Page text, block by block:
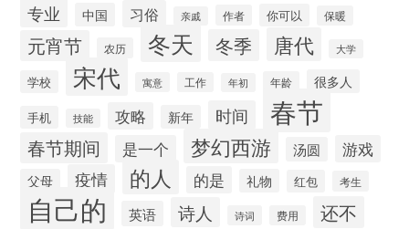
专业 中国 习俗 亲戚 作者 你可以 保暖
元宵节 农历 冬天 冬季 唐代 大学
学校 宋代 寓意 工作 年初 年龄 很多人
手机 技能 攻略 新年 时间 春节
春节期间 是一个 梦幻西游 汤圆 游戏
父母 疫情 的人 的是 礼物 红包 考生
自己的 英语 诗人 诗词 费用 还不